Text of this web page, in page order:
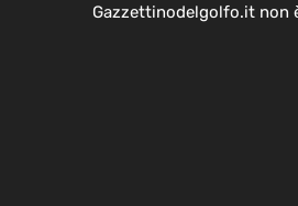
Gazzettinodelgolfo.it non